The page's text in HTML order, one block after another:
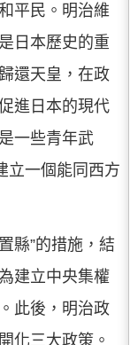
平民。明治維
日本歷史的重
還天皇，在政
進日本的現代
一些青年武
立一個能同西方
縣”的措施，結
建立中央集權
此後，明治政
化三大政策。